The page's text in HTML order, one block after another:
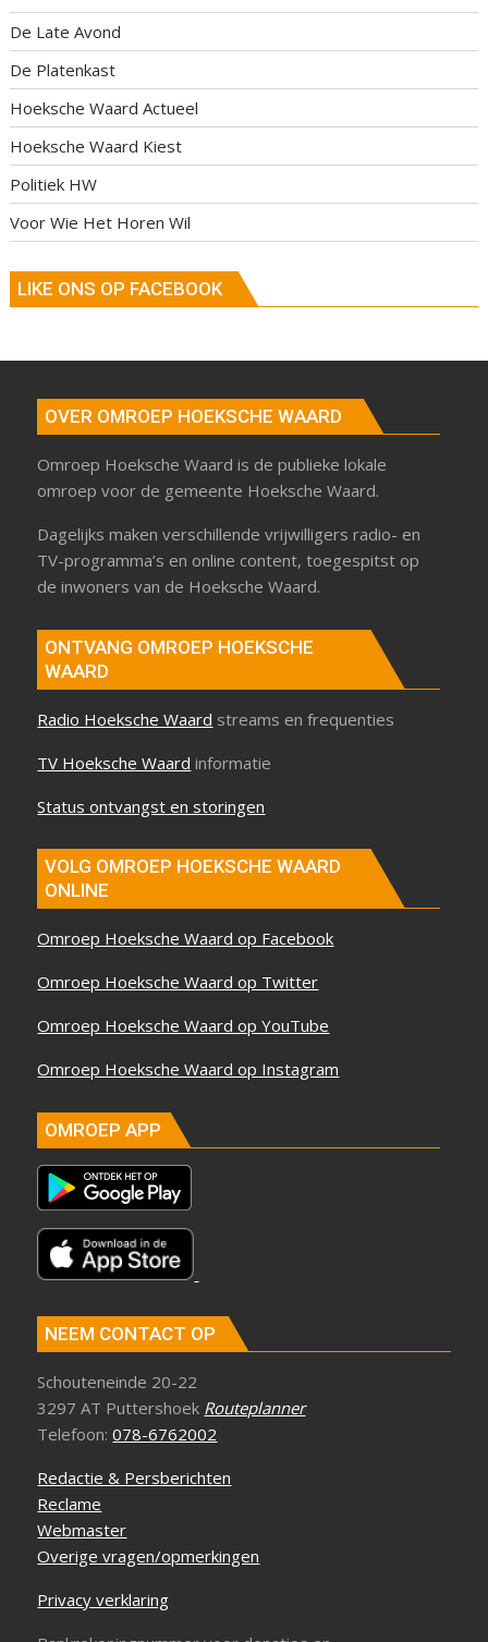
De Late Avond
De Platenkast
Hoeksche Waard Actueel
Hoeksche Waard Kiest
Politiek HW
Voor Wie Het Horen Wil
LIKE ONS OP FACEBOOK
OVER OMROEP HOEKSCHE WAARD
Omroep Hoeksche Waard is de publieke lokale
omroep voor de gemeente Hoeksche Waard.
Dagelijks maken verschillende vrijwilligers radio- en
TV-programma’s en online content, toegespitst op
de inwoners van de Hoeksche Waard.
ONTVANG OMROEP HOEKSCHE
WAARD
Radio Hoeksche Waard streams en frequenties
TV Hoeksche Waard informatie
Status ontvangst en storingen
VOLG OMROEP HOEKSCHE WAARD
ONLINE
Omroep Hoeksche Waard op Facebook
Omroep Hoeksche Waard op Twitter
Omroep Hoeksche Waard op YouTube
Omroep Hoeksche Waard op Instagram
OMROEP APP
NEEM CONTACT OP
Schouteneinde 20-22
3297 AT Puttershoek Routeplanner
Telefoon:078-6762002
Redactie & Persberichten
Reclame
Webmaster
Overige vragen/opmerkingen
Privacy verklaring